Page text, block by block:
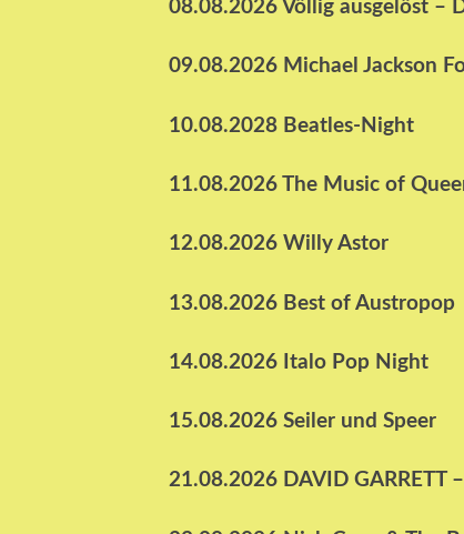
08.08.2026 Völlig ausgelöst –
09.08.2026 Michael Jackson
10.08.2028 Beatles-Night
11.08.2026 The Music of
12.08.2026 Willy Astor
13.08.2026 Best of Austropop
14.08.2026 Italo Pop Night
15.08.2026 Seiler und Speer
21.08.2026 DAVID GARRETT